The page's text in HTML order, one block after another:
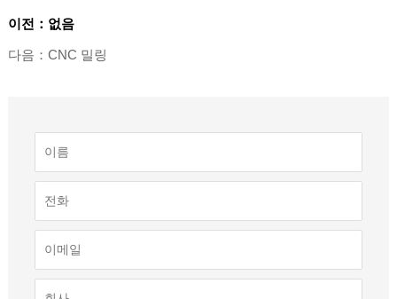
이전：없음
다음：CNC 밀링